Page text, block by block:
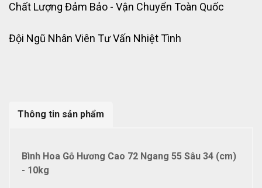
Chất Lượng Đảm Bảo - Vận Chuyển Toàn Quốc
Đội Ngũ Nhân Viên Tư Vấn Nhiệt Tình
Thông tin sản phẩm
Bình Hoa Gỗ Hương Cao 72 Ngang 55 Sâu 34 (cm)
- 10kg